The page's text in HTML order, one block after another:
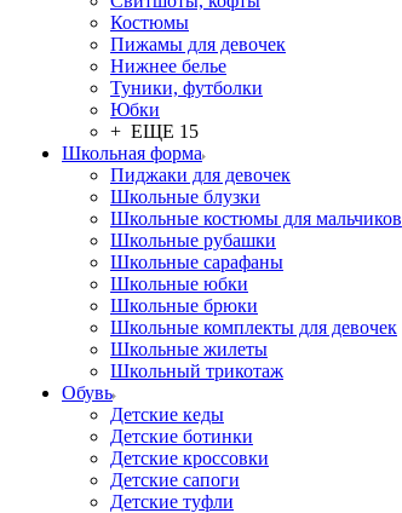
Костюмы
Пижамы для девочек
Нижнее белье
Туники, футболки
Юбки
+ ЕЩЕ 15
Школьная форма
Пиджаки для девочек
Школьные блузки
Школьные костюмы для мальчиков
Школьные рубашки
Школьные сарафаны
Школьные юбки
Школьные брюки
Школьные комплекты для девочек
Школьные жилеты
Школьный трикотаж
Обувь
Детские кеды
Детские ботинки
Детские кроссовки
Детские сапоги
Детские туфли